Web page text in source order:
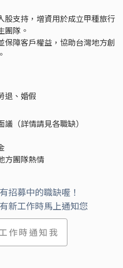
股支持，增資用於成立甲種旅行
團隊。
保障客戶權益，協助台灣地方創
退、婚假
（詳情請見各職缺）
方團隊熱情
招募中的職缺喔！
新工作時馬上通知您
作時通知我